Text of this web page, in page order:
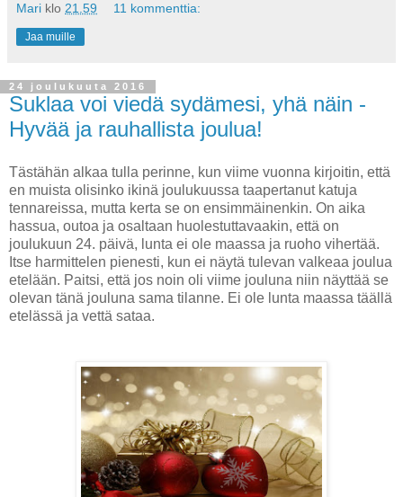
Mari klo 21.59 11 kommenttia:
Jaa muille
24 joulukuuta 2016
Suklaa voi viedä sydämesi, yhä näin -
Hyvää ja rauhallista joulua!
Tästähän alkaa tulla perinne, kun viime vuonna kirjoitin, että
en muista olisinko ikinä joulukuussa taapertanut katuja
tennareissa, mutta kerta se on ensimmäinenkin. On aika
hassua, outoa ja osaltaan huolestuttavaakin, että on
joulukuun 24. päivä, lunta ei ole maassa ja ruoho vihertää.
Itse harmittelen pienesti, kun ei näytä tulevan valkeaa joulua
etelään. Paitsi, että jos noin oli viime jouluna niin näyttää se
olevan tänä jouluna sama tilanne. Ei ole lunta maassa täällä
etelässä ja vettä sataa.